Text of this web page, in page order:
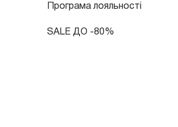
Програма лояльності
SALE ДО -80%